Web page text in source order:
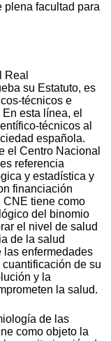
plena facultad para
su Estatuto, es
técnicos e
esta línea, el
técnicos al
española.
el Centro Nacional
referencia
y estadística y
financiación
tiene como
del binomio
el nivel de salud
de la salud
las enfermedades
de su
y la
la salud.
de las
como objeto la